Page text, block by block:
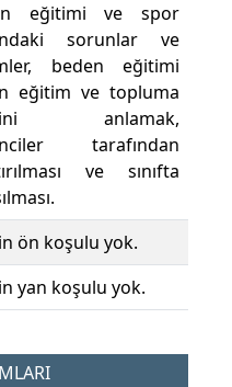
eğitimi ve spor
sorunlar ve
beden eğitimi
eğitim ve topluma
anlamak,
tarafından
ve sınıfta
ön koşulu yok.
yan koşulu yok.